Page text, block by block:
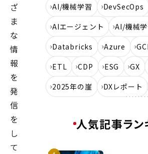
ざ
ま
な
情
報
を
発
信
を
し
て
AI/機械学習
DevSecOps
AIエージェント
AI/機械
Databricks
Azure
ETL
CDP ESG GX
2025年の崖
DXレポート
人気記事ラン